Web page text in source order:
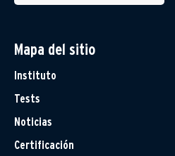
Mapa del sitio
Instituto
Tests
Noticias
Certificación